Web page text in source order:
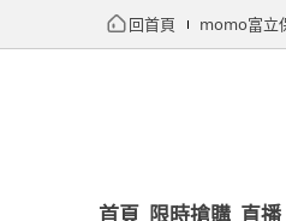
回首頁 momo富立
首頁 限時搶購 直播